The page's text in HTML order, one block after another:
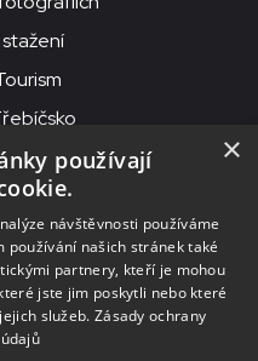
Mor. Budějovice
Purcnerova 62, 676 02
ID datové schránky: chjn2kd
×
používají
návštěvnosti používáme
používání našich stránek také
partnery, kteří je mohou
jste jim poskytli nebo které
služeb. Zásady ochrany